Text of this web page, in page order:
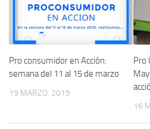
Pro consumidor en Acción:
semana del 11 al 15 de marzo
19 MARZO, 2019
Pro
16